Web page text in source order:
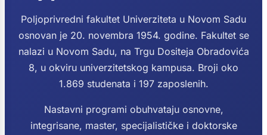
Poljoprivredni fakultet Univerziteta u Novom Sadu
osnovan je 20. novembra 1954. godine. Fakultet se
nalazi u Novom Sadu, na Trgu Dositeja Obradovića
8, u okviru univerzitetskog kampusa. Broji oko
1.869 studenata i 197 zaposlenih.
Nastavni programi obuhvataju osnovne,
integrisane, master, specijalističke i doktorske